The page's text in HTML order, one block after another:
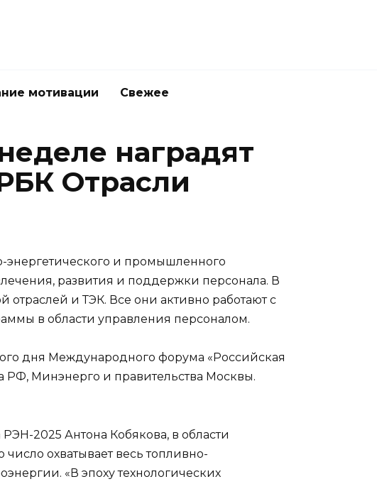
мотивации Свежее
наградят
Отрасли
энергетического и промышленного
развития и поддержки персонала. В
и ТЭК. Все они активно работают с
в области управления персоналом.
дня Международного форума «Российская
РФ, Минэнерго и правительства Москвы.
2025 Антона Кобякова, в области
охватывает весь топливно-
«В эпоху технологических